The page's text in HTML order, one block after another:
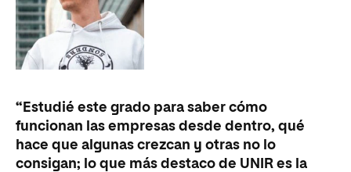
“Estudié este grado para saber cómo
funcionan las empresas desde dentro, qué
hace que algunas crezcan y otras no lo
consigan; lo que más destaco de UNIR es la